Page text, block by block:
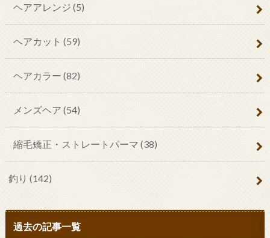
ヘアアレンジ (5)
ヘアカット (59)
ヘアカラー (82)
メンズヘア (54)
縮毛矯正・ストレートパーマ (38)
釣り (142)
過去の記事一覧